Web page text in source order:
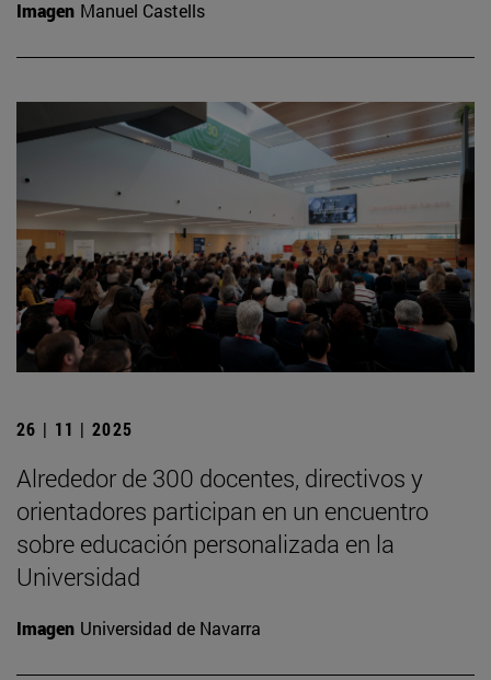
Imagen Manuel Castells
26 | 11 | 2025
Alrededor de 300 docentes, directivos y
orientadores participan en un encuentro
sobre educación personalizada en la
Universidad
Imagen Universidad de Navarra